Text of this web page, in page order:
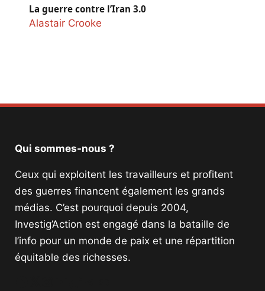
La guerre contre l’Iran 3.0
Alastair Crooke
Qui sommes-nous ?
Ceux qui exploitent les travailleurs et profitent
des guerres financent également les grands
médias. C’est pourquoi depuis 2004,
Investig’Action est engagé dans la bataille de
l’info pour un monde de paix et une répartition
équitable des richesses.